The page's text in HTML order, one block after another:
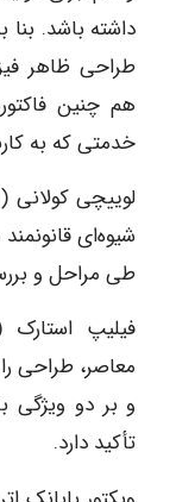
داشته باشد.
طراحی ظاهر
هم چنین
خدمتی که به
شیوه‌ای
طی مراحل و
معاصر، طراحی
و بر دو ویژگی
تأکید دارد.